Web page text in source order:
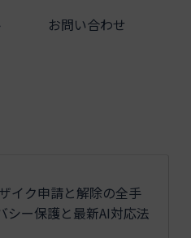
お問い合わせ
イク申請と解除の全手
シー保護と最新AI対応法